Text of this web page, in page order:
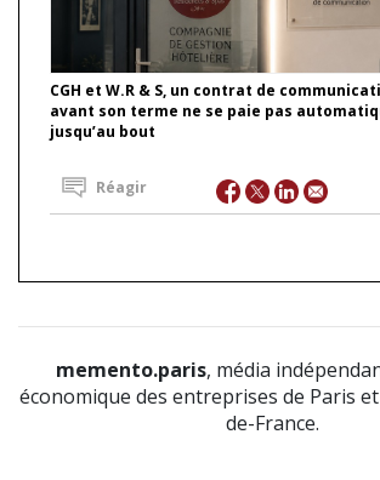
CGH et W.R & S, un contrat de
avant son terme ne se paie pas
jusqu’au bout
Réagir
memento.paris, média
économique des entreprises de Paris
de-France.